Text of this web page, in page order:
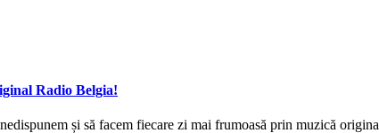
Radio Belgia!
și să facem fiecare zi mai frumoasă prin muzică